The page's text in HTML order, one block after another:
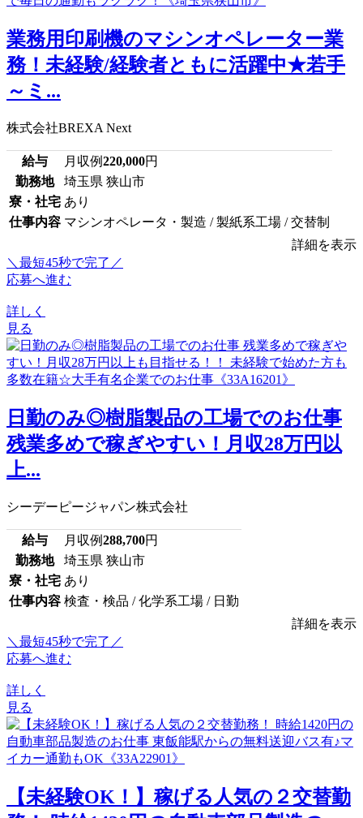
業務用印刷機のマシンオペレーター業
務！未経験/経験者ともに活躍中★若手
～ミ...
株式会社BREXA Next
給与 月収例220,000円
勤務地
埼玉県 狭山市
寮・社宅 あり
仕事内容 マシンオペレータ・製造 / 製紙系工場 / 交替制
詳細を表示
＼最短45秒で完了／
応募へ進む
詳しく
見る
日勤のみ◎樹脂製品の工場でのお仕事
残業多めで稼ぎやすい！月収28万円以
上...
シーデーピージャパン株式会社
給与 月収例288,700円
勤務地
埼玉県 狭山市
寮・社宅 あり
仕事内容 検査・検品 / 化学系工場 / 日勤
詳細を表示
＼最短45秒で完了／
応募へ進む
詳しく
見る
【未経験OK！】稼げる人気の２交替勤